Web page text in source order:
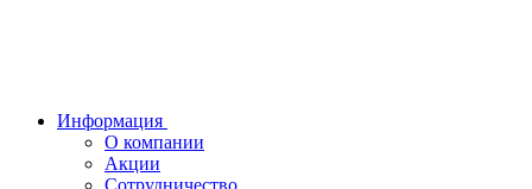
Информация
О компании
Акции
Сотрудничество